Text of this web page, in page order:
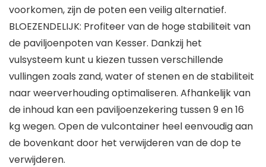
voorkomen, zijn de poten een veilig alternatief.
BLOEZENDELIJK: Profiteer van de hoge stabiliteit van
de paviljoenpoten van Kesser. Dankzij het
vulsysteem kunt u kiezen tussen verschillende
vullingen zoals zand, water of stenen en de stabiliteit
naar weerverhouding optimaliseren. Afhankelijk van
de inhoud kan een paviljoenzekering tussen 9 en 16
kg wegen. Open de vulcontainer heel eenvoudig aan
de bovenkant door het verwijderen van de dop te
verwijderen.